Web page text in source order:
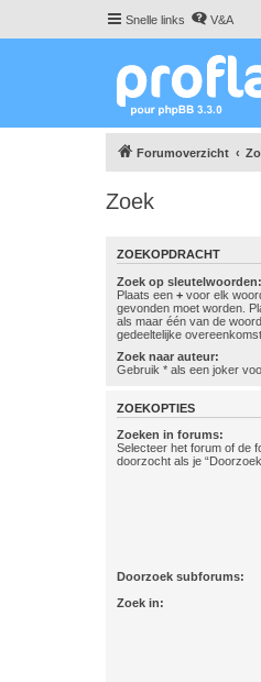
Snelle links V&A
Forumoverzicht
Zoek
ZOEKOPDRACHT
Zoek op sleutelwoorden:
Plaats een + voor elk
gevonden moet worden.
als maar één van de
gedeeltelijke
Zoek naar auteur:
Gebruik * als een joker
ZOEKOPTIES
Zoeken in forums:
Selecteer het forum of de
doorzocht als je
Doorzoek subforums:
Zoek in: